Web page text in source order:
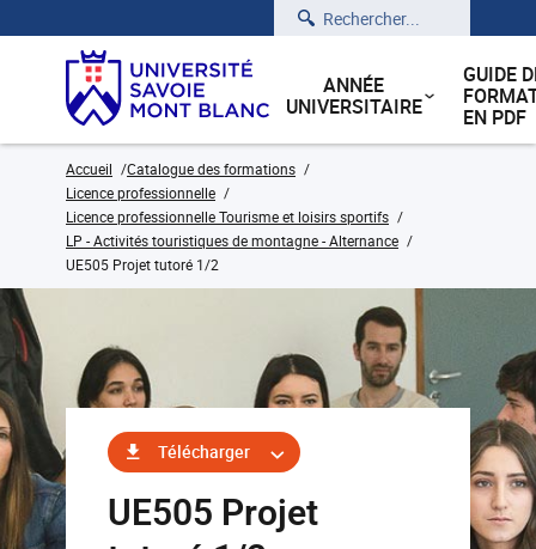
Rechercher
ANNÉE
UNIVERSITAIRE
GUIDE
EN PDF
Accueil
Catalogue des formations
Licence professionnelle
Licence professionnelle Tourisme et loisirs sportifs
LP - Activités touristiques de montagne - Alternance
UE505 Projet tutoré 1/2
Télécharger
UE505 Projet